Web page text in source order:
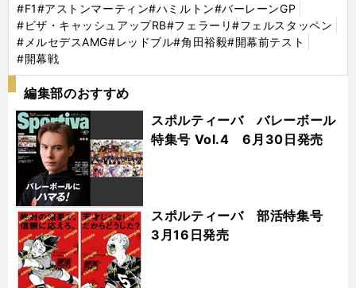
#F1#アストンマーティン#ハミルトン#バーレーンGP
#ビザ・キャッシュアップRB#フェラーリ#フェルスタッペン
#メルセデスAMG#レッドブル#角田裕毅#開幕前テスト
#開幕戦
編集部のおすすめ
スポルティーバ バレーボール
特集号 Vol.4 6月30日発売
スポルティーバ 部活特集号
3月16日発売